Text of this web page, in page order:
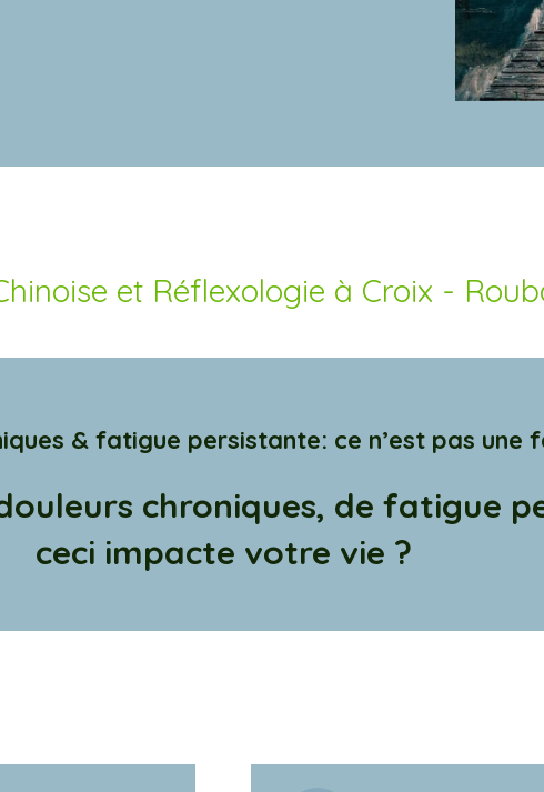
et Réflexologie à Croix -
& fatigue persistante: ce n’est pas une
chroniques, de fatigue
ceci impacte votre vie ?